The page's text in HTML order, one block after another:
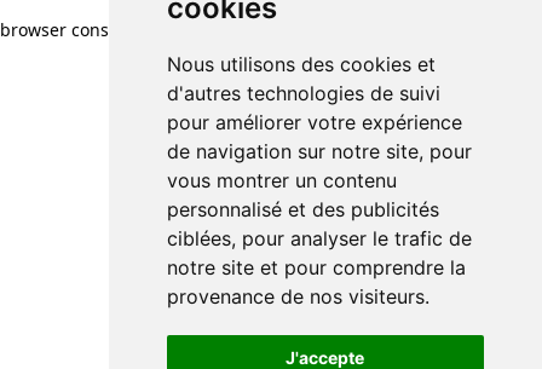
cookies
Nous utilisons des cookies et
d'autres technologies de suivi
pour améliorer votre expérience
de navigation sur notre site, pour
vous montrer un contenu
personnalisé et des publicités
ciblées, pour analyser le trafic de
notre site et pour comprendre la
provenance de nos visiteurs.
J'accepte
browser console for more information)